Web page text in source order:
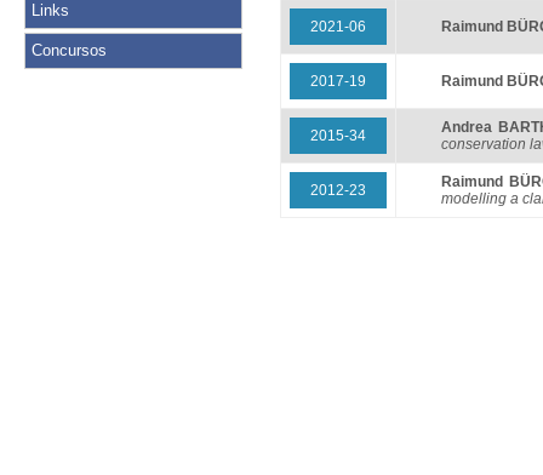
Links
Concursos
2021-06 Raimund
2017-19 Raimund
2015-34
Andrea
conservation
2012-23
Raimund
modelling a